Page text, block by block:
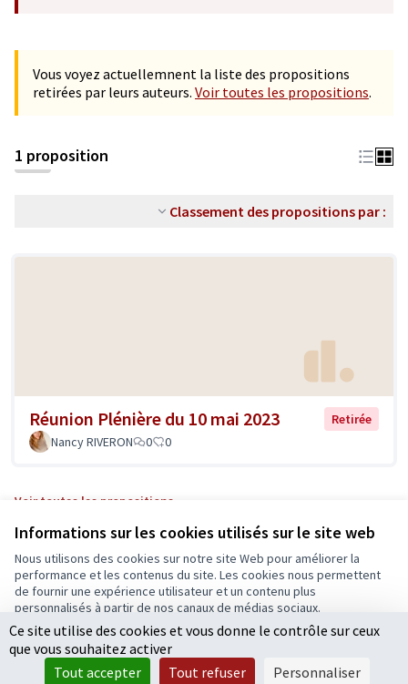
Informations sur les cookies utilisés sur le site web
Nous utilisons des cookies sur notre site Web pour améliorer la
performance et les contenus du site. Les cookies nous permettent
de fournir une expérience utilisateur et un contenu plus
personnalisés à partir de nos canaux de médias sociaux.
Tout accepter
Accepter seulement les cookies essentiels
Vous voyez actuellemnent la liste des propositions
retirées par leurs auteurs. Voir toutes les propositions.
1 proposition
Classement des propositions par :
Réunion Plénière du 10 mai 2023
Retirée
Nancy RIVERON
0 0
Voir toutes les propositions
Conditions d'utilisation
Paramètres des cookies
Ecrivons Angers sur X
(Lien externe)
Ecrivons Angers sur Facebook
(Lien externe)
Licence
(Lien
Ce site utilise des cookies et vous donne le contrôle sur ceux
que vous souhaitez activer
Tout accepter
Tout refuser Personnaliser